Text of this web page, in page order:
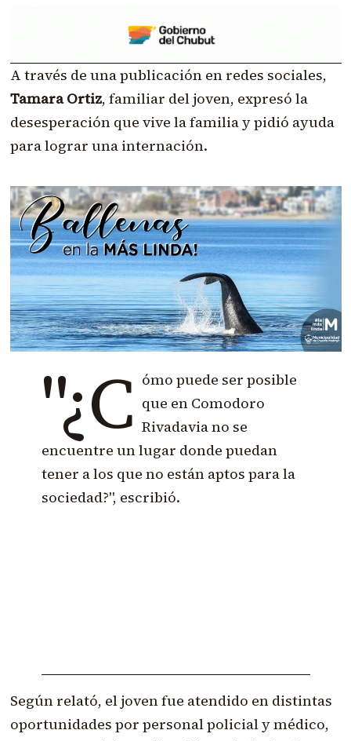
A través de una publicación en redes sociales,
Tamara Ortiz, familiar del joven, expresó la
desesperación que vive la familia y pidió ayuda
para lograr una internación.
"¿C ómo puede ser posible
que en Comodoro
Rivadavia no se
encuentre un lugar donde puedan
tener a los que no están aptos para la
sociedad?", escribió.
Según relató, el joven fue atendido en distintas
oportunidades por personal policial y médico,